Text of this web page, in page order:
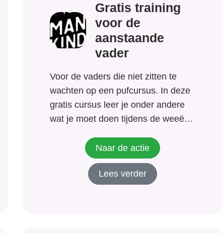
Gratis training
voor de
aanstaande
vader
Voor de vaders die niet zitten te
wachten op een pufcursus. In deze
gratis cursus leer je onder andere
wat je moet doen tijdens de weeën
breken. Wordt een proactieve
vader! Met deze gratis video
training leer...
Naar de actie
Lees verder